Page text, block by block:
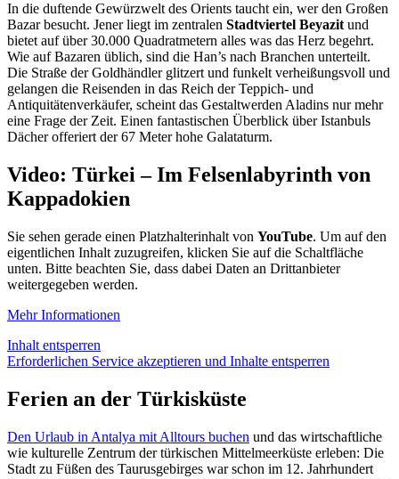
In die duftende Gewürzwelt des Orients taucht ein, wer den Großen
Bazar besucht. Jener liegt im zentralen Stadtviertel Beyazit und
bietet auf über 30.000 Quadratmetern alles was das Herz begehrt.
Wie auf Bazaren üblich, sind die Han’s nach Branchen unterteilt.
Die Straße der Goldhändler glitzert und funkelt verheißungsvoll und
gelangen die Reisenden in das Reich der Teppich- und
Antiquitätenverkäufer, scheint das Gestaltwerden Aladins nur mehr
eine Frage der Zeit. Einen fantastischen Überblick über Istanbuls
Dächer offeriert der 67 Meter hohe Galataturm.
Video: Türkei – Im Felsenlabyrinth von
Kappadokien
Sie sehen gerade einen Platzhalterinhalt von YouTube. Um auf den
eigentlichen Inhalt zuzugreifen, klicken Sie auf die Schaltfläche
unten. Bitte beachten Sie, dass dabei Daten an Drittanbieter
weitergegeben werden.
Mehr Informationen
Inhalt entsperren
Erforderlichen Service akzeptieren und Inhalte entsperren
Ferien an der Türkisküste
Den Urlaub in Antalya mit Alltours buchen und das wirtschaftliche
wie kulturelle Zentrum der türkischen Mittelmeerküste erleben: Die
Stadt zu Füßen des Taurusgebirges war schon im 12. Jahrhundert